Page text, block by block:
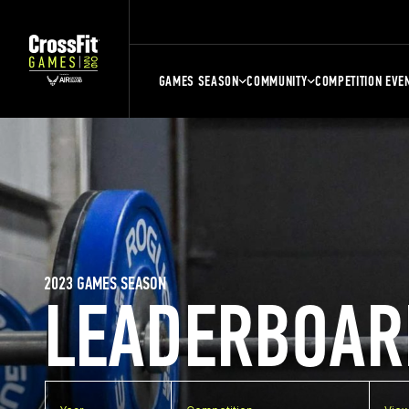
GAMES SEASON COMMUNITY COMPETITION
2023 GAMES SEASON